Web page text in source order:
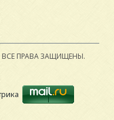
ВСЕ ПРАВА ЗАЩИЩЕНЫ.